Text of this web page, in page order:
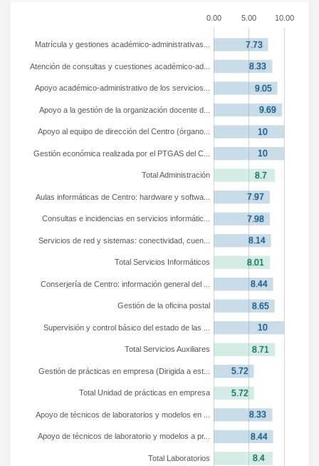
0.00 5.00 10.00
Total Laboratorios
Apoyo de técnicos de laboratorio y modelos a pr...
Apoyo de técnicos de laboratorios y modelos en ...
Total Unidad de prácticas en empresa
Gestión de prácticas en empresa (Dirigida a est...
Total Servicios Auxiliares
Supervisión y control básico del estado de las ...
Gestión de la oficina postal
Conserjería de Centro: información general del ...
Total Servicios Informáticos
Servicios de red y sistemas: conectividad, cuen...
Consultas e incidencias en servicios informátic...
Aulas informáticas de Centro: hardware y softwa...
Total Administración
Gestión económica realizada por el PTGAS del C...
Apoyo al equipo de dirección del Centro (órgano...
Apoyo a la gestión de la organización docente d...
Apoyo académico-administrativo de los servicios...
Atención de consultas y cuestiones académico-ad...
Matrícula y gestiones académico-administrativas...